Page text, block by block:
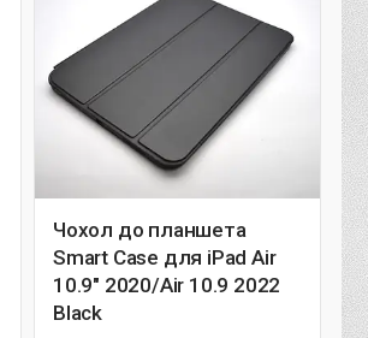
Чохол до планшета
Smart Case для iPad Air
10.9" 2020/Air 10.9 2022
Black